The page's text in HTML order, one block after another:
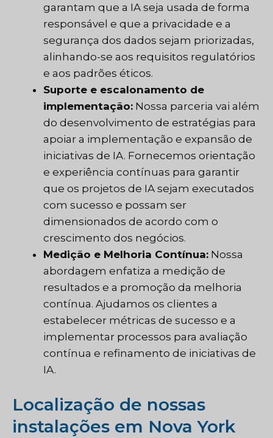
garantam que a IA seja usada de forma
responsável e que a privacidade e a
segurança dos dados sejam priorizadas,
alinhando-se aos requisitos regulatórios
e aos padrões éticos.
Suporte e escalonamento de
implementação: Nossa parceria vai além
do desenvolvimento de estratégias para
apoiar a implementação e expansão de
iniciativas de IA. Fornecemos orientação
e experiência contínuas para garantir
que os projetos de IA sejam executados
com sucesso e possam ser
dimensionados de acordo com o
crescimento dos negócios.
Medição e Melhoria Contínua: Nossa
abordagem enfatiza a medição de
resultados e a promoção da melhoria
contínua. Ajudamos os clientes a
estabelecer métricas de sucesso e a
implementar processos para avaliação
contínua e refinamento de iniciativas de
IA.
Localização de nossas
instalações em Nova York